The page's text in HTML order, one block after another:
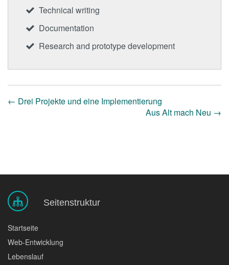
Technical writing
Documentation
Research and prototype development
← Drei Projekte und eine Implementierung
Aus Alt mach Neu →
Seitenstruktur
Startseite
Web-Entwicklung
Lebenslauf